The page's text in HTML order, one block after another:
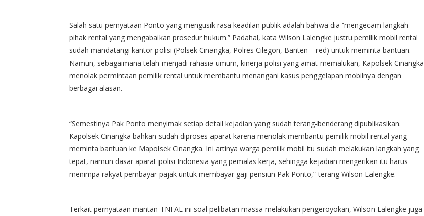
Salah satu pernyataan Ponto yang mengusik rasa keadilan publik adalah bahwa dia “mengecam langkah
pihak rental yang mengabaikan prosedur hukum.” Padahal, kata Wilson Lalengke justru pemilik mobil rental
sudah mandatangi kantor polisi (Polsek Cinangka, Polres Cilegon, Banten – red) untuk meminta bantuan.
Namun, sebagaimana telah menjadi rahasia umum, kinerja polisi yang amat memalukan, Kapolsek Cinangka
menolak permintaan pemilik rental untuk membantu menangani kasus penggelapan mobilnya dengan
berbagai alasan.
“Semestinya Pak Ponto menyimak setiap detail kejadian yang sudah terang-benderang dipublikasikan.
Kapolsek Cinangka bahkan sudah diproses aparat karena menolak membantu pemilik mobil rental yang
meminta bantuan ke Mapolsek Cinangka. Ini artinya warga pemilik mobil itu sudah melakukan langkah yang
tepat, namun dasar aparat polisi Indonesia yang pemalas kerja, sehingga kejadian mengerikan itu harus
menimpa rakyat pembayar pajak untuk membayar gaji pensiun Pak Ponto,” terang Wilson Lalengke.
Terkait pernyataan mantan TNI AL ini soal pelibatan massa melakukan pengeroyokan, Wilson Lalengke juga